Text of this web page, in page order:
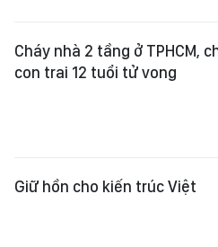
Cháy nhà 2 tầng ở TPHCM,
con trai 12 tuổi tử vong
Giữ hồn cho kiến trúc Việt